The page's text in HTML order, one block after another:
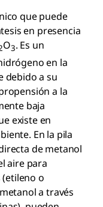
que puede
en presencia
O3. Es un
en la
debido a su
a la
baja
existe en
En la pila
de metanol
aire para
o
a través